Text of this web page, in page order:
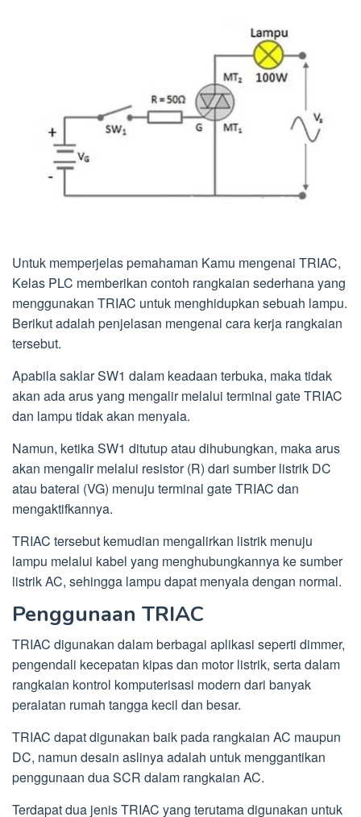
Untuk memperjelas pemahaman Kamu mengenai TRIAC,
Kelas PLC memberikan contoh rangkaian sederhana yang
menggunakan TRIAC untuk menghidupkan sebuah lampu.
Berikut adalah penjelasan mengenai cara kerja rangkaian
tersebut.
Apabila saklar SW1 dalam keadaan terbuka, maka tidak
akan ada arus yang mengalir melalui terminal gate TRIAC
dan lampu tidak akan menyala.
Namun, ketika SW1 ditutup atau dihubungkan, maka arus
akan mengalir melalui resistor (R) dari sumber listrik DC
atau baterai (VG) menuju terminal gate TRIAC dan
mengaktifkannya.
TRIAC tersebut kemudian mengalirkan listrik menuju
lampu melalui kabel yang menghubungkannya ke sumber
listrik AC, sehingga lampu dapat menyala dengan normal.
Penggunaan TRIAC
TRIAC digunakan dalam berbagai aplikasi seperti dimmer,
pengendali kecepatan kipas dan motor listrik, serta dalam
rangkaian kontrol komputerisasi modern dari banyak
peralatan rumah tangga kecil dan besar.
TRIAC dapat digunakan baik pada rangkaian AC maupun
DC, namun desain aslinya adalah untuk menggantikan
penggunaan dua SCR dalam rangkaian AC.
Terdapat dua jenis TRIAC yang terutama digunakan untuk